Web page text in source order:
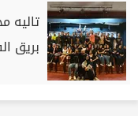
تاليه
بريق